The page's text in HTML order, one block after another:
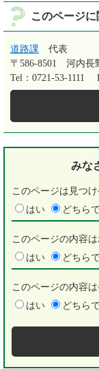
このページ
道路課
代表
〒586-8501
河内長
Tel：0721-53-1111
みな
このページは見つ
はい
どちら
このページの内容
はい
どちら
このページの内容
はい
どちら